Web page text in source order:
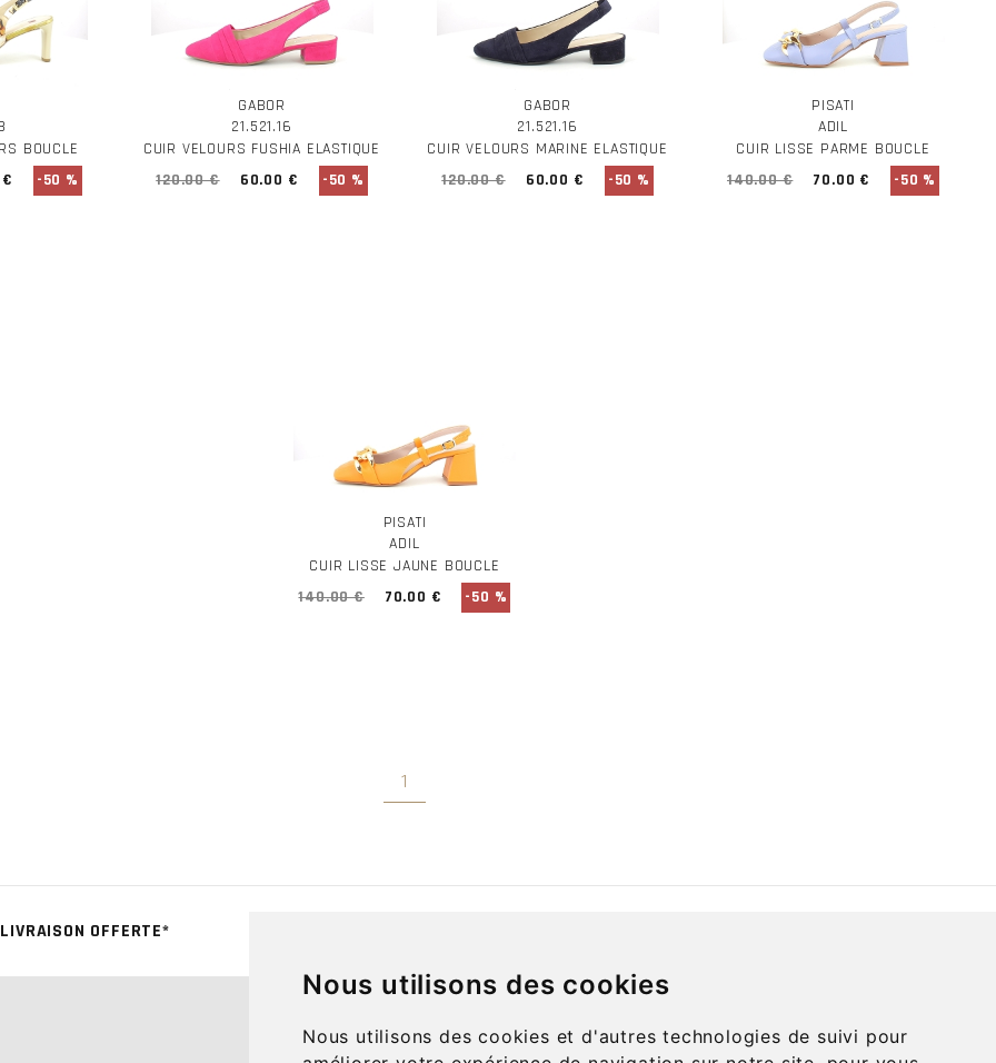
Nous utilisons des cookies
Nous utilisons des cookies et d'autres technologies de suivi pour
BOUCLE
-50 %
GABOR
21.521.16
CUIR VELOURS FUSHIA ELASTIQUE
120.00 €
60.00 € -50 %
GABOR
21.521.16
CUIR VELOURS MARINE ELASTIQUE
120.00 €
60.00 € -50 %
PISATI
ADIL
CUIR LISSE PARME BOUCLE
140.00 €
70.00 € -50 %
PISATI
ADIL
CUIR LISSE JAUNE BOUCLE
140.00 €
70.00 € -50 %
1
LIVRAISON OFFERTE*